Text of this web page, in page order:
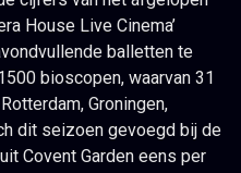
House Live Cinema’
balletten te
bioscopen, waarvan 31
Groningen,
dit seizoen gevoegd bij de
Covent Garden eens per